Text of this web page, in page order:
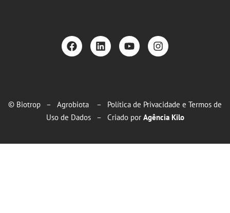
© Biotrop – Agrobiota – Política de Privacidade e Termos de
Uso de Dados– Criado por Agência Kilo